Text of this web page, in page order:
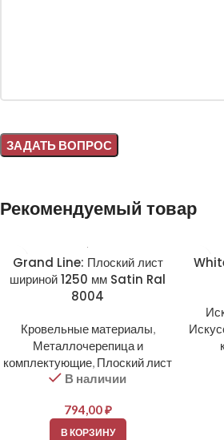
Рекомендуемый товар
Grand Line: Плоский лист
шириной 1250 мм Satin Ral
8004
Кровельные материалы,
Металлочерепица и
комплектующие, Плоский лист
В наличии
794,00₽
В КОРЗИНУ